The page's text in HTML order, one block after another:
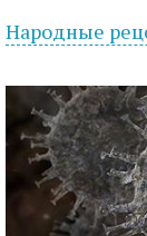
Народные